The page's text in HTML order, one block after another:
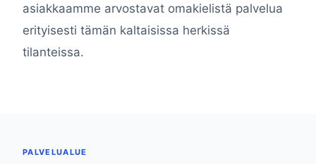
asiakkaamme arvostavat omakielistä palvelua
erityisesti tämän kaltaisissa herkissä
tilanteissa.
PALVELUALUE